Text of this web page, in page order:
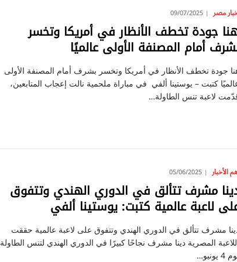
مصر 09/07/2025
جودة تخطف الأنظار في أمريكا وتخسر
أمام المصنفة الأولى عالميًا
جودة تخطف الأنظار في أمريكا وتخسر بشرف أمام المصنفة الأولى
كتبت – يوستينا ألفي في مباراة ملحمية نالت إعجاب المتابعين،
لاعبة تنس الطاولة…
الأخبار 05/06/2025
مشرف تتألق في الدوري الهندي وتتفوق
لاعبة عالمية كتبت: يوستينا ألفي
مشرف تتألق في الدوري الهندي وتتفوق على لاعبة عالمية حققت
المصرية دينا مشرف نجاحًا كبيرًا في الدوري الهندي لتنس الطاولة